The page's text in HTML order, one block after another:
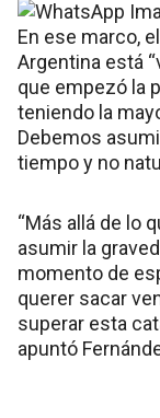
En ese marco,
Argentina está
que empezó la
teniendo la
Debemos
tiempo y no
“Más allá de lo
asumir la
momento de
querer sacar
superar esta
apuntó